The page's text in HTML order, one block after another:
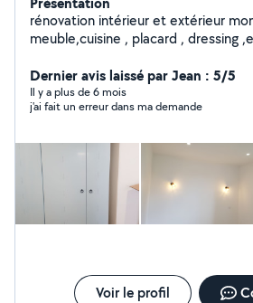
rénovation intérieur et extérieur
meuble,cuisine , placard , dressing
Dernier avis laissé par Jean : 5/5
Il y a plus de 6 mois
j'ai fait un erreur dans ma demande
Voir le profil